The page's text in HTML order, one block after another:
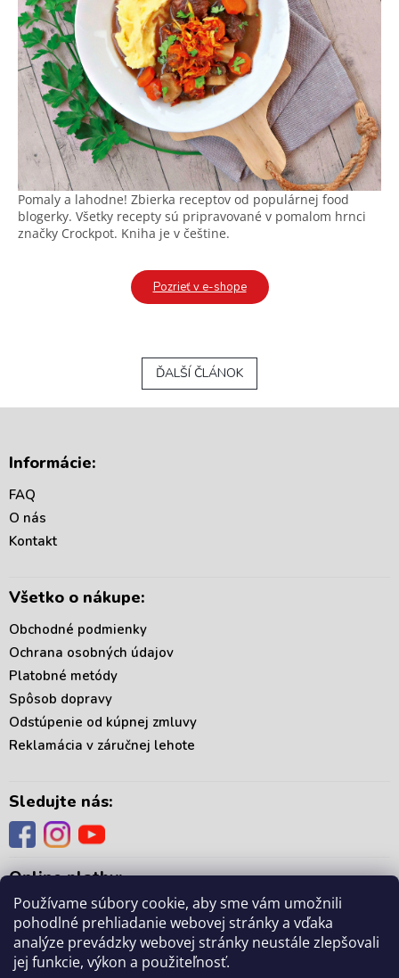
Používame súbory cookie, aby sme vám umožnili
pohodlné prehliadanie webovej stránky a vďaka
analýze prevádzky webovej stránky neustále zlepšovali
jej funkcie, výkon a použiteľnosť.
Pomaly a lahodne! Zbierka receptov od populárnej food
blogerky. Všetky recepty sú pripravované v pomalom hrnci
značky Crockpot. Kniha je v češtine.
Pozrieť v e-shope
ĎALŠÍ ČLÁNOK
Informácie:
FAQ
O nás
Kontakt
Všetko o nákupe:
Obchodné podmienky
Ochrana osobných údajov
Platobné metódy
Spôsob dopravy
Odstúpenie od kúpnej zmluvy
Reklamácia v záručnej lehote
Sledujte nás:
Online platby: